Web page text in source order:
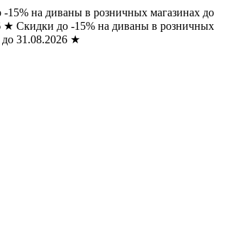
15% на диваны в розничных магазинах до
★ Скидки до -15% на диваны в розничных
31.08.2026 ★